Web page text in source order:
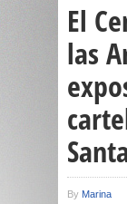
El
las
By Marina